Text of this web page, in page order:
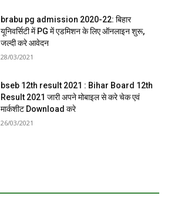
brabu pg admission 2020-22: बिहार
यूनिवर्सिटी में PG में एडमिशन के लिए ऑनलाइन शुरू,
जल्दी करे आवेदन
28/03/2021
bseb 12th result 2021 : Bihar Board 12th
Result 2021 जारी अपने मोबाइल से करे चेक एवं
मार्कशीट Download करे
26/03/2021